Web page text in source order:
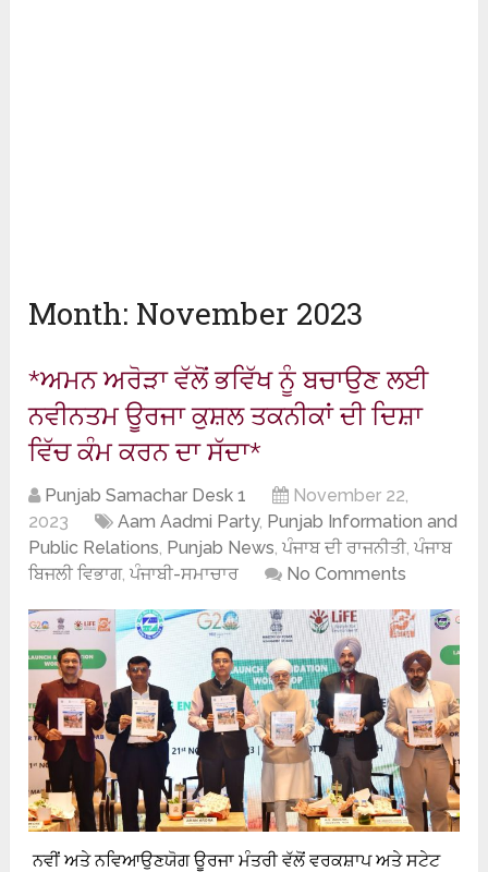
Month: November 2023
*ਅਮਨ ਅਰੋੜਾ ਵੱਲੋਂ ਭਵਿੱਖ ਨੂੰ ਬਚਾਉਣ ਲਈ
ਨਵੀਨਤਮ ਊਰਜਾ ਕੁਸ਼ਲ ਤਕਨੀਕਾਂ ਦੀ ਦਿਸ਼ਾ
ਵਿੱਚ ਕੰਮ ਕਰਨ ਦਾ ਸੱਦਾ*
Punjab Samachar Desk 1
November 22,
2023
Aam Aadmi Party, Punjab Information and
Public Relations, Punjab News,ਪੰਜਾਬ ਦੀ ਰਾਜਨੀਤੀ,ਪੰਜਾਬ
ਬਿਜਲੀ ਵਿਭਾਗ,ਪੰਜਾਬੀ-ਸਮਾਚਾਰ No Comments
ਨਵੀਂ ਅਤੇ ਨਵਿਆਉਣਯੋਗ ਊਰਜਾ ਮੰਤਰੀ ਵੱਲੋਂ ਵਰਕਸ਼ਾਪ ਅਤੇ ਸਟੇਟ